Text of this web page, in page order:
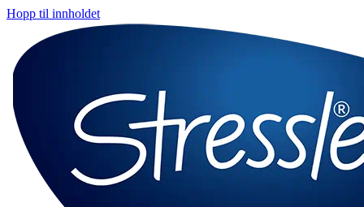
Hopp til innholdet